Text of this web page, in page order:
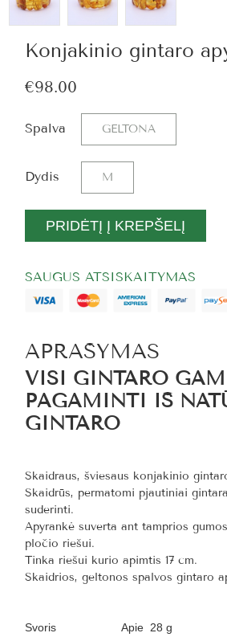
Konjakinio gintaro
€98.00
Spalva GELTONA
Dydis M
PRIDĖTĮ Į KREPŠELĮ
SAUGUS ATSISKAITYMAS
APRAŠYMAS
VISI GINTARO
PAGAMINTI IŠ
GINTARO
Skaidraus, šviesaus konjakinio
Skaidrūs, permatomi pjautiniai
suderinti.
Apyrankė suverta ant tamprios
pločio riešui.
Tinka riešui kurio apimtis 17 cm.
Skaidrios, geltonos spalvos gintaro
Svoris
Apie 28 g